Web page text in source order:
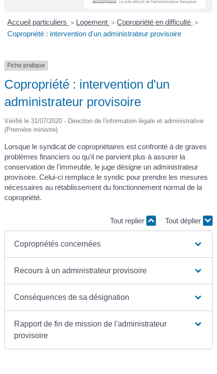
R
Accueil particuliers > Logement > Copropriété en difficulté >
Copropriété : intervention d'un administrateur provisoire
Fiche pratique
Copropriété : intervention d'un
administrateur provisoire
Vérifié le 31/07/2020 - Direction de l'information légale et administrative
(Première ministre)
Lorsque le syndicat de copropriétaires est confronté à de graves
problèmes financiers ou qu'il ne parvient plus à assurer la
conservation de l'immeuble, le juge désigne un administrateur
provisoire. Celui-ci remplace le syndic pour prendre les mesures
nécessaires au rétablissement du fonctionnement normal de la
copropriété.
Tout replier Tout déplier
Copropriétés concernées
Recours à un administrateur provisoire
Conséquences de sa désignation
Rapport de fin de mission de l'administrateur
provisoire